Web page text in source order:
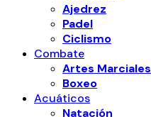
Ajedrez
Padel
Ciclismo
Combate
Artes Marciales
Boxeo
Acuáticos
Natación